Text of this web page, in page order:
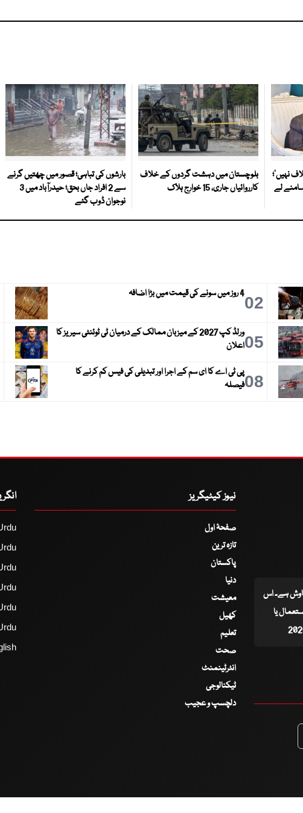
نہیں’؛
لے
بلوچستان میں دہشت گردوں کے خلاف
کارروائیاں جاری، 15 خوارج ہلاک
بارشوں کی تباہی؛ قصور میں چھتیں گرنے
سے 2 افراد جاں بحق؛ حیدرآباد میں 3
نوجوان ڈوب گئے
024 روز میں سونے کی قیمت میں بڑا اضافہ
05
ورلڈ کپ 2027 کے میزبان ممالک کے درمیان ٹی ٹوئنٹی سیریز کا
اعلان
08پی ٹی اے کا ای سم کے اجرا اور تبدیلی کی فیس کم کرنے کا
فیصلہ
کاوش ہے۔ اس
یا
نیوز کیٹیگریز
صفحۂ اول
تازہ ترین
پاکستان
دنیا
معیشت
کھیل
تعلیم
صحت
انٹرٹینمنٹ
ٹیکنالوجی
دلچسپ و عجیب